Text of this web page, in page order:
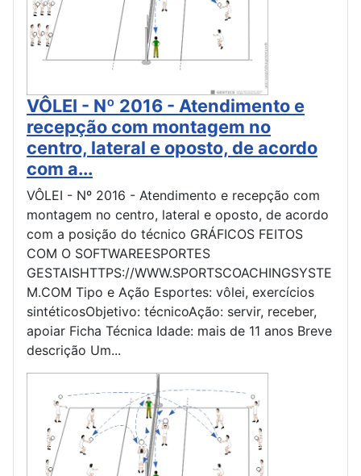
VÔLEI - Nº 2016 - Atendimento e
recepção com montagem no
centro, lateral e oposto, de acordo
com a...
VÔLEI - Nº 2016 - Atendimento e recepção com
montagem no centro, lateral e oposto, de acordo
com a posição do técnico GRÁFICOS FEITOS
COM O SOFTWAREESPORTES
GESTAISHTTPS://WWW.SPORTSCOACHINGSYSTE
M.COM Tipo e Ação Esportes: vôlei, exercícios
sintéticosObjetivo: técnicoAção: servir, receber,
apoiar Ficha Técnica Idade: mais de 11 anos Breve
descrição Um...